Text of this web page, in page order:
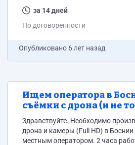
за 14 дней
По договоренности
Опубликовано 6 лет назад
Ищем оператора в
съёмки с дрона (и не
Сараево.
Здравствуйте. Необходимо
дрона и камеры (Full HD) в Боснии
местным оператором. 2 часа